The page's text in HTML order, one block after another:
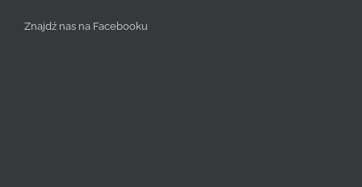
Znajdź nas na Facebooku